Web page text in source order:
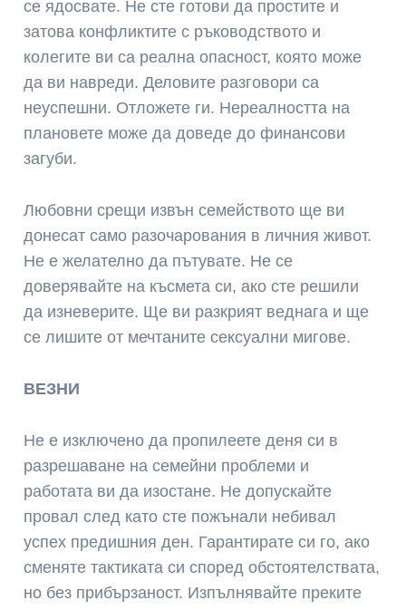
се ядосвате. Не сте готови да простите и
затова конфликтите с ръководството и
колегите ви са реална опасност, която може
да ви навреди. Деловите разговори са
неуспешни. Отложете ги. Нереалността на
плановете може да доведе до финансови
загуби.
Любовни срещи извън семейството ще ви
донесат само разочарования в личния живот.
Не е желателно да пътувате. Не се
доверявайте на късмета си, ако сте решили
да изневерите. Ще ви разкрият веднага и ще
се лишите от мечтаните сексуални мигове.
ВЕЗНИ
Не е изключено да пропилеете деня си в
разрешаване на семейни проблеми и
работата ви да изостане. Не допускайте
провал след като сте пожънали небивал
успех предишния ден. Гарантирате си го, ако
сменяте тактиката си според обстоятелствата,
но без прибързаност. Изпълнявайте преките